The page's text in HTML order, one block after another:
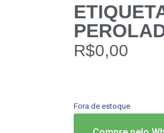
R$0,00
Fora de estoque